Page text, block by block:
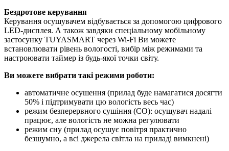
Бездротове керування
Керування осушувачем відбувається за допомогою цифрового
LED-дисплея. А також завдяки спеціальному мобільному
застосунку TUYASMART через Wi-Fi Ви можете
встановлювати рівень вологості, вибір між режимами та
настроювати таймер із будь-якої точки світу.
Ви можете вибрати такі режими роботи:
автоматичне осушення (прилад буде намагатися досягти
50% і підтримувати цю вологість весь час)
режим безперервного сушіння (СО): осушувач надалі
працює, але вологість не можна регулювати
режим сну (прилад осушує повітря практично
безшумно, а всі джерела світла на приладі вимкнені)